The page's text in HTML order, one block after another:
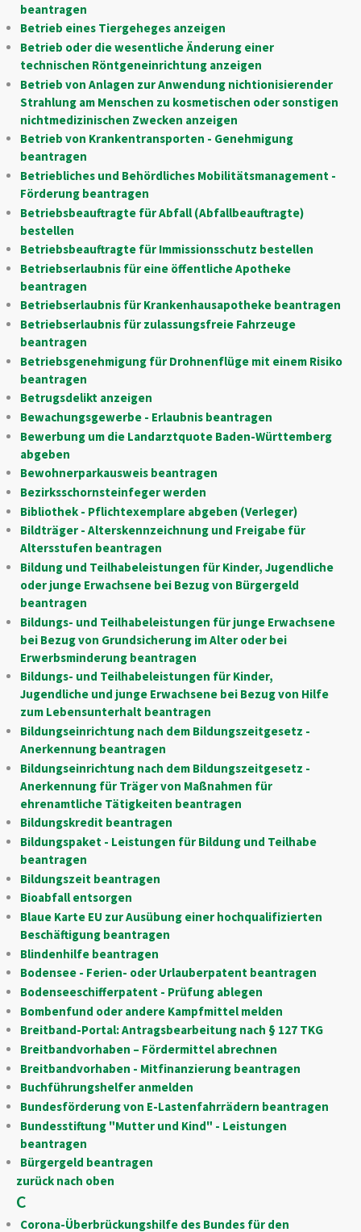
beantragen
Betrieb eines Tiergeheges anzeigen
Betrieb oder die wesentliche Änderung einer
technischen Röntgeneinrichtung anzeigen
Betrieb von Anlagen zur Anwendung nichtionisierender
Strahlung am Menschen zu kosmetischen oder sonstigen
nichtmedizinischen Zwecken anzeigen
Betrieb von Krankentransporten - Genehmigung
beantragen
Betriebliches und Behördliches Mobilitätsmanagement -
Förderung beantragen
Betriebsbeauftragte für Abfall (Abfallbeauftragte)
bestellen
Betriebsbeauftragte für Immissionsschutz bestellen
Betriebserlaubnis für eine öffentliche Apotheke
beantragen
Betriebserlaubnis für Krankenhausapotheke beantragen
Betriebserlaubnis für zulassungsfreie Fahrzeuge
beantragen
Betriebsgenehmigung für Drohnenflüge mit einem Risiko
beantragen
Betrugsdelikt anzeigen
Bewachungsgewerbe - Erlaubnis beantragen
Bewerbung um die Landarztquote Baden-Württemberg
abgeben
Bewohnerparkausweis beantragen
Bezirksschornsteinfeger werden
Bibliothek - Pflichtexemplare abgeben (Verleger)
Bildträger - Alterskennzeichnung und Freigabe für
Altersstufen beantragen
Bildung und Teilhabeleistungen für Kinder, Jugendliche
oder junge Erwachsene bei Bezug von Bürgergeld
beantragen
Bildungs- und Teilhabeleistungen für junge Erwachsene
bei Bezug von Grundsicherung im Alter oder bei
Erwerbsminderung beantragen
Bildungs- und Teilhabeleistungen für Kinder,
Jugendliche und junge Erwachsene bei Bezug von Hilfe
zum Lebensunterhalt beantragen
Bildungseinrichtung nach dem Bildungszeitgesetz -
Anerkennung beantragen
Bildungseinrichtung nach dem Bildungszeitgesetz -
Anerkennung für Träger von Maßnahmen für
ehrenamtliche Tätigkeiten beantragen
Bildungskredit beantragen
Bildungspaket - Leistungen für Bildung und Teilhabe
beantragen
Bildungszeit beantragen
Bioabfall entsorgen
Blaue Karte EU zur Ausübung einer hochqualifizierten
Beschäftigung beantragen
Blindenhilfe beantragen
Bodensee - Ferien- oder Urlauberpatent beantragen
Bodenseeschifferpatent - Prüfung ablegen
Bombenfund oder andere Kampfmittel melden
Breitband-Portal: Antragsbearbeitung nach § 127 TKG
Breitbandvorhaben – Fördermittel abrechnen
Breitbandvorhaben - Mitfinanzierung beantragen
Buchführungshelfer anmelden
Bundesförderung von E-Lastenfahrrädern beantragen
Bundesstiftung "Mutter und Kind" - Leistungen
beantragen
Bürgergeld beantragen
zurück nach oben
C
Corona-Überbrückungshilfe des Bundes für den